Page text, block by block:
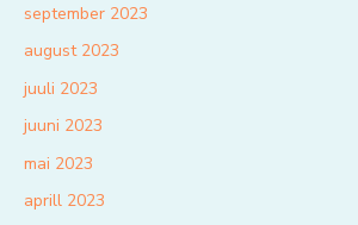
september 2023
august 2023
juuli 2023
juuni 2023
mai 2023
aprill 2023